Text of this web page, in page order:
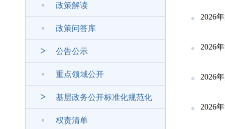
政策解读
政策问答库
公告公示
重点领域公开
基层政务公开标准化规范化
权责清单
2026
2026年
2026
2026年